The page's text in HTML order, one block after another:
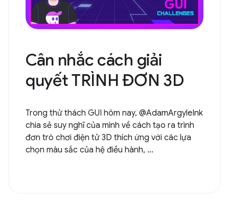
Cân nhắc cách giải
quyết TRÌNH ĐƠN 3D
Trong thử thách GUI hôm nay, @AdamArgyleInk
chia sẻ suy nghĩ của mình về cách tạo ra trình
đơn trò chơi điện tử 3D thích ứng với các lựa
chọn màu sắc của hệ điều hành, ...